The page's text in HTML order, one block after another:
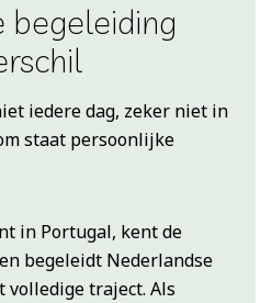
begeleiding
iedere dag, zeker niet in
staat persoonlijke
in Portugal, kent de
begeleidt Nederlandse
volledige traject. Als